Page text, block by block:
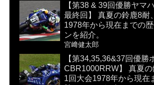
【第38 & 39回優勝ヤマ
最終回】 真夏の鈴鹿8耐
1978年から現在までの
ンを紹介。
宮﨑健太郎
【第34,35,36&37回優勝
CBR1000RRW】 真夏
1回大会1978年から現在